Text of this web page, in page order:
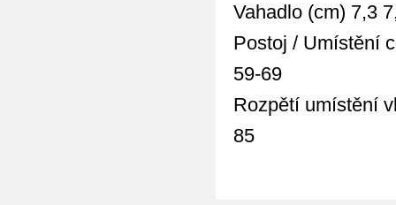
Vahadlo (cm) 7,3
Postoj / Umístění
59-69
Rozpětí umístění
85